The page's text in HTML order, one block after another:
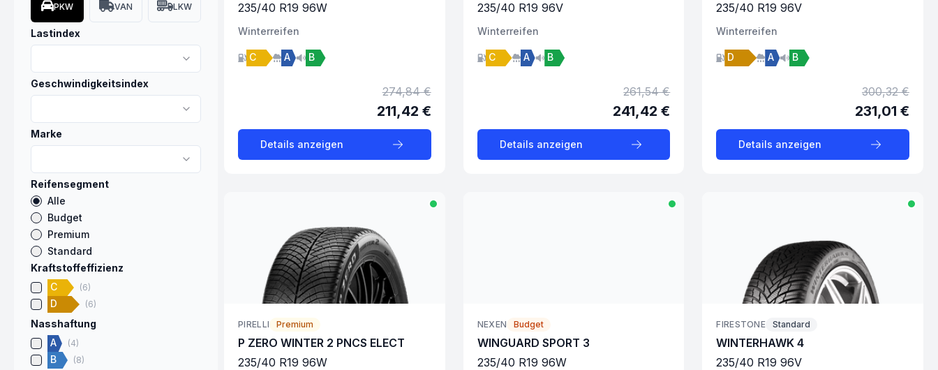
PKW VAN LKW
Lastindex
Geschwindigkeitsindex
Marke
Reifensegment
Alle
Budget
Premium
Standard
Kraftstoffeffizienz
C
(6)
D (6)
Nasshaftung
A
(4)
B (8)
235/40 R19 96W
Winterreifen
C A B
274,84 €
211,42 €
Details anzeigen
235/40 R19 96V
Winterreifen
C A B
261,54 €
241,42 €
Details anzeigen
235/40 R19 96V
Winterreifen
D A B
300,32 €
231,01 €
Details anzeigen
PIRELLI Premium
P ZERO WINTER 2 PNCS ELECT
235/40 R19 96W
NEXEN Budget
WINGUARD SPORT 3
235/40 R19 96W
FIRESTONE Standard
WINTERHAWK 4
235/40 R19 96V